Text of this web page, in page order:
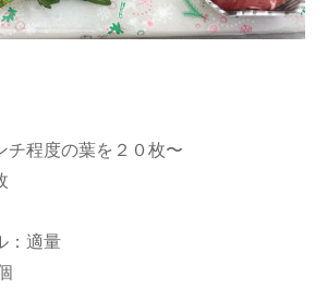
チ程度の葉を２０枚〜
：適量